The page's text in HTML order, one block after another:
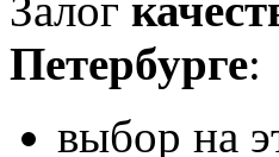
Петербурге:
выбор на